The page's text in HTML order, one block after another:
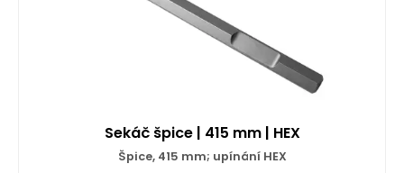
Sekáč špice | 415 mm | HEX
Špice, 415 mm; upínání HEX